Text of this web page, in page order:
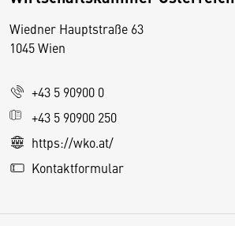
Wiedner Hauptstraße 63
1045 Wien
+43 5 90900 0
+43 5 90900 250
https://wko.at/
Kontaktformular
D
s
e
S
e